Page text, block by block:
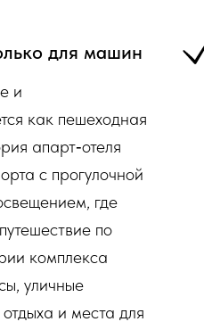
для машин
и
как пешеходная
апарт‑отеля
с прогулочной
где
по
комплекса
уличные
и места для